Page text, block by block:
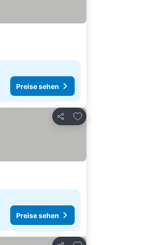
Preise sehen
Teilen
Zu Favoriten
Preise sehen